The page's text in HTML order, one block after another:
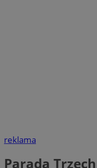
reklama
Parada